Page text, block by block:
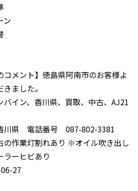
ン
メント】 徳島県阿南市のお客様よ
ました。
バイン、香川県、買取、中古、AJ21
川県 電話番号 087-802-3381
作業灯割れあり ※オイル吹き出し
ーヒビあり
27